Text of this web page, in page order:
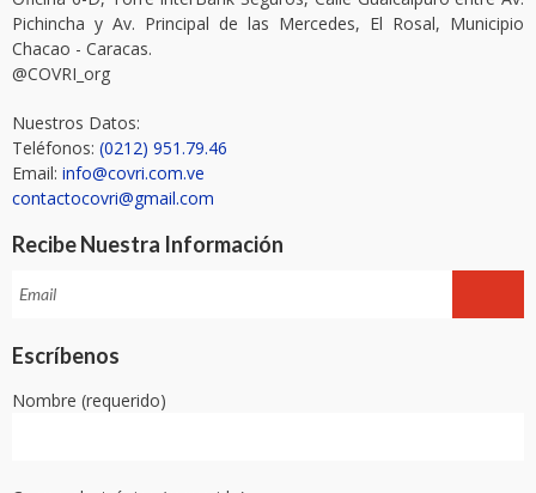
Pichincha y Av. Principal de las Mercedes, El Rosal, Municipio
Chacao - Caracas.
@COVRI_org
Nuestros Datos:
Teléfonos: (0212) 951.79.46
Email: info@covri.com.ve
contactocovri@gmail.com
Recibe Nuestra Información
Escríbenos
Nombre (requerido)